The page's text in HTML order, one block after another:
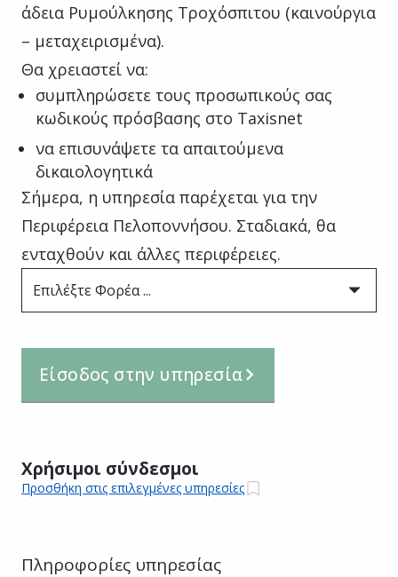
άδεια Ρυμούλκησης Τροχόσπιτου (καινούργια
– μεταχειρισμένα).
Θα χρειαστεί να:
συμπληρώσετε τους προσωπικούς σας
κωδικούς πρόσβασης στο Taxisnet
να επισυνάψετε τα απαιτούμενα
δικαιολογητικά
Σήμερα, η υπηρεσία παρέχεται για την
Περιφέρεια Πελοποννήσου. Σταδιακά, θα
ενταχθούν και άλλες περιφέρειες.
Επιλέξτε Φορέα ...
Είσοδος στην υπηρεσία
Χρήσιμοι σύνδεσμοι
Προσθήκη στις επιλεγμένες υπηρεσίες
Πληροφορίες υπηρεσίας